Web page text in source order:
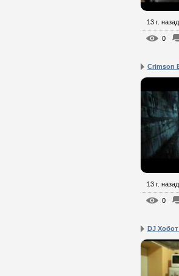
13 г. назад
0
Crimson
13 г. назад
0
DJ